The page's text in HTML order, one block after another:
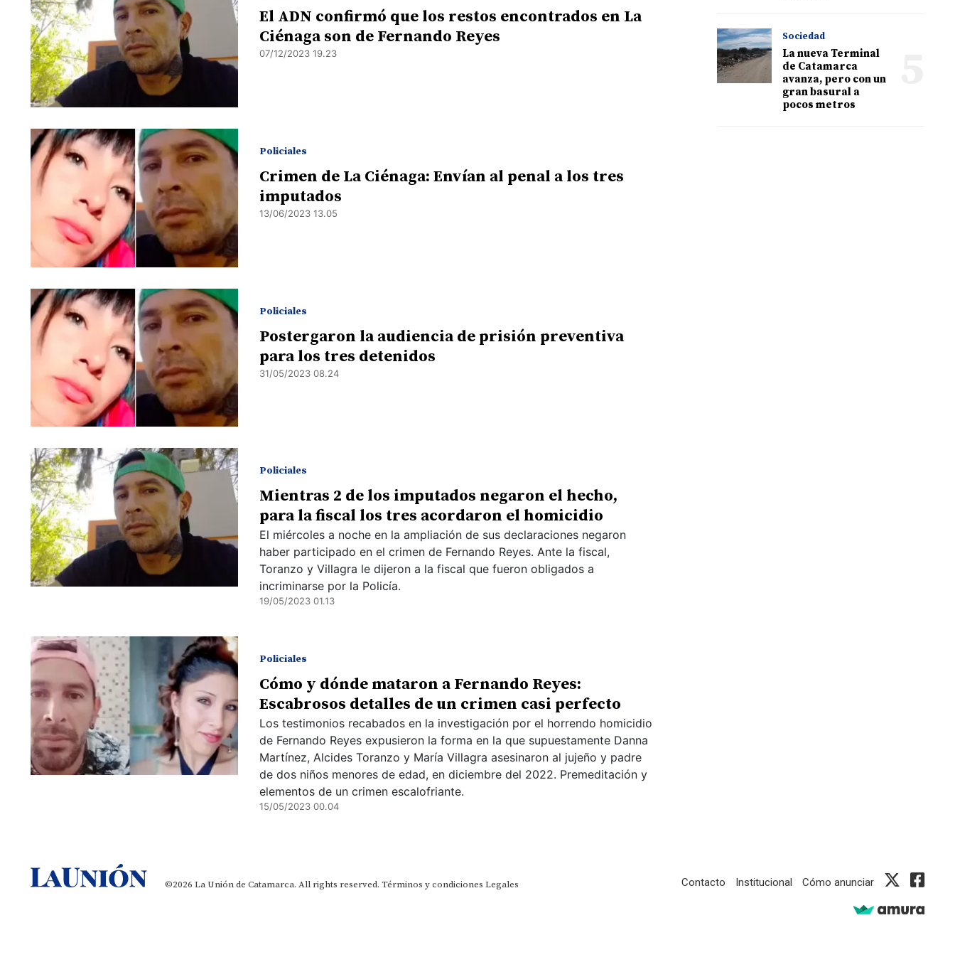
El ADN confirmó que los restos encontrados en La
Ciénaga son de Fernando Reyes
07/12/2023 19.23
Policiales
Crimen de La Ciénaga: Envían al penal a los tres
imputados
13/06/2023 13.05
Policiales
Postergaron la audiencia de prisión preventiva
para los tres detenidos
31/05/2023 08.24
Policiales
Mientras 2 de los imputados negaron el hecho,
para la fiscal los tres acordaron el homicidio
El miércoles a noche en la ampliación de sus declaraciones negaron
haber participado en el crimen de Fernando Reyes. Ante la fiscal,
Toranzo y Villagra le dijeron a la fiscal que fueron obligados a
incriminarse por la Policía.
19/05/2023 01.13
Policiales
Cómo y dónde mataron a Fernando Reyes:
Escabrosos detalles de un crimen casi perfecto
Los testimonios recabados en la investigación por el horrendo homicidio
de Fernando Reyes expusieron la forma en la que supuestamente Danna
Martínez, Alcides Toranzo y María Villagra asesinaron al jujeño y padre
de dos niños menores de edad, en diciembre del 2022. Premeditación y
elementos de un crimen escalofriante.
15/05/2023 00.04
Sociedad
La nueva Terminal
de Catamarca
avanza, pero con un
gran basural a
pocos metros
©2026 La Unión de Catamarca. All rights reserved. Términos y condiciones Legales Contacto Institucional Cómo anunciar